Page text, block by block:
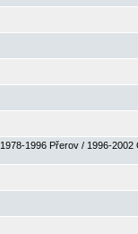
1978-1996 Přerov / 1996-2002